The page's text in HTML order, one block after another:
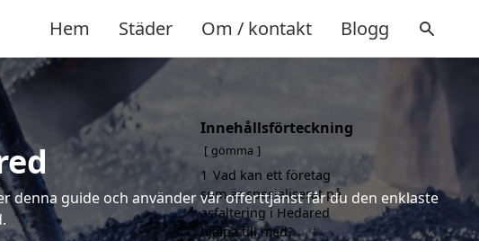
Hem Städer Om / kontakt Blogg
denna guide och använder vår offerttjänst får du den enklaste
Innehållsförteckning
gömma
1 Vad kan ett företag
som är specialiserat på
asfaltering i Hedared
hjälpa till med?